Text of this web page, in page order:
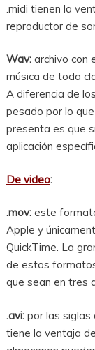
.midi tienen la
reproductor de
Wav: archivo con
música de toda
A diferencia de
pesado por lo
presenta es que
aplicación
De video:
.mov: este
Apple y
QuickTime. La
de estos
que sean en tres
.avi: por las siglas
tiene la ventaja